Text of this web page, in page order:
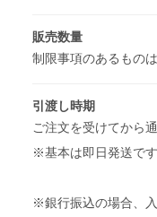
販売数量
制限事項のあるもの
引渡し時期
ご注文を受けてから
※基本は即日発送で
※銀行振込の場合、